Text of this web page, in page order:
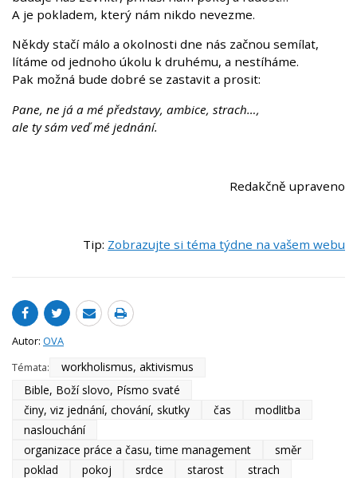
A je pokladem, který nám nikdo nevezme.
Někdy stačí málo a okolnosti dne nás začnou semílat,
lítáme od jednoho úkolu k druhému, a nestíháme.
Pak možná bude dobré se zastavit a prosit:
Pane, ne já a mé představy, ambice, strach…,
ale ty sám veď mé jednání.
Redakčně upraveno
Tip: Zobrazujte si téma týdne na vašem webu
Autor: OVA
Témata:
workholismus, aktivismus
Bible, Boží slovo, Písmo svaté
činy, viz jednání, chování, skutky
čas
modlitba
naslouchání
organizace práce a času, time management
směr
poklad
pokoj srdce starost
strach